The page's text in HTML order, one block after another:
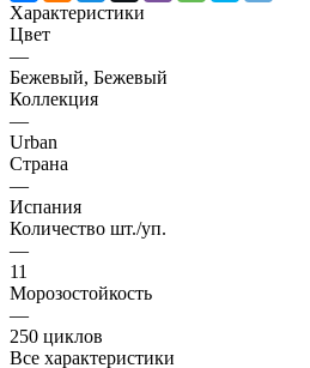
Характеристики
Цвет
—
Бежевый, Бежевый
Коллекция
—
Urban
Страна
—
Испания
Количество шт./уп.
—
11
Морозостойкость
—
250 циклов
Все характеристики